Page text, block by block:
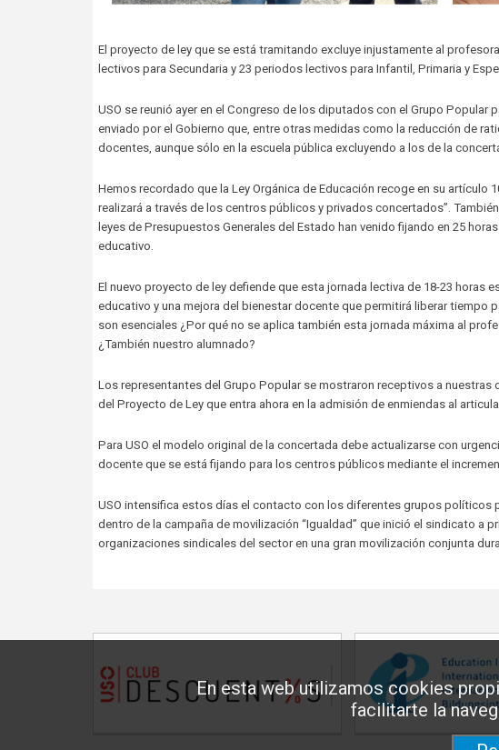
En esta web utilizamos cookies
facilitarte la
El proyecto de ley que se está tramitando excluye injustamente al
lectivos para Secundaria y 23 periodos lectivos para Infantil, Primaria y
USO se reunió ayer en el Congreso de los diputados con el Grupo Popular
enviado por el Gobierno que, entre otras medidas como la reducción de
docentes, aunque sólo en la escuela pública excluyendo a los de la
Hemos recordado que la Ley Orgánica de Educación recoge en su artículo
realizará a través de los centros públicos y privados concertados”.
leyes de Presupuestos Generales del Estado han venido fijando en 25
educativo.
El nuevo proyecto de ley defiende que esta jornada lectiva de 18-23 horas
educativo y una mejora del bienestar docente que permitirá liberar
son esenciales ¿Por qué no se aplica también esta jornada máxima al
¿También nuestro alumnado?
Los representantes del Grupo Popular se mostraron receptivos a
del Proyecto de Ley que entra ahora en la admisión de enmiendas al
Para USO el modelo original de la concertada debe actualizarse con
docente que se está fijando para los centros públicos mediante el
USO intensifica estos días el contacto con los diferentes grupos políticos
dentro de la campaña de movilización “Igualdad” que inició el sindicato a
organizaciones sindicales del sector en una gran movilización conjunta